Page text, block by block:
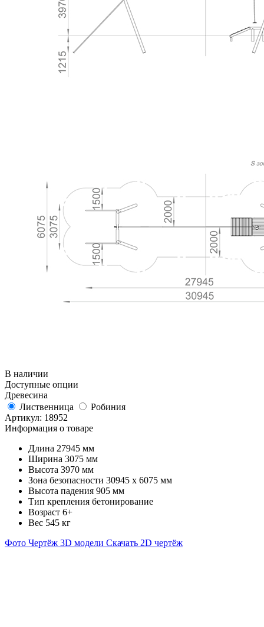
В наличии
Доступные опции
Древесина
Лиственница
Робиния
Артикул: 18952
Информация о товаре
Длина 27945 мм
Ширина 3075 мм
Высота 3970 мм
Зона безопасности 30945 х 6075 мм
Высота падения 905 мм
Тип крепления бетонирование
Возраст 6+
Вес 545 кг
Фото Чертёж 3D модели Скачать 2D чертёж